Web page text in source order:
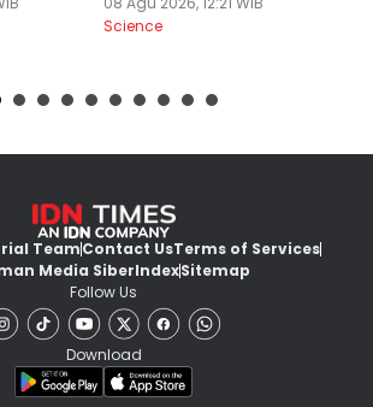
Sangat Masif?
Science
TeamContact UsTerms of Services
Media SiberIndexSitemap
Follow Us
Download